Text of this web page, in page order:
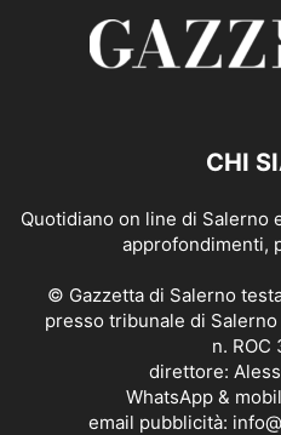
CHI
Quotidiano on line di Salerno
approfondimenti,
© Gazzetta di Salerno
presso tribunale di
n. ROC
direttore:
WhatsApp &
email pubblicità: